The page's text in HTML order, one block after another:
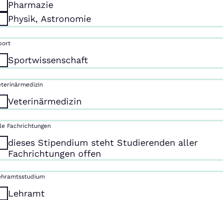
Pharmazie
Physik, Astronomie
Sportwissenschaft
Veterinärmedizin
Fachrichtungen
dieses Stipendium steht Studierenden aller
Fachrichtungen offen
Lehramt